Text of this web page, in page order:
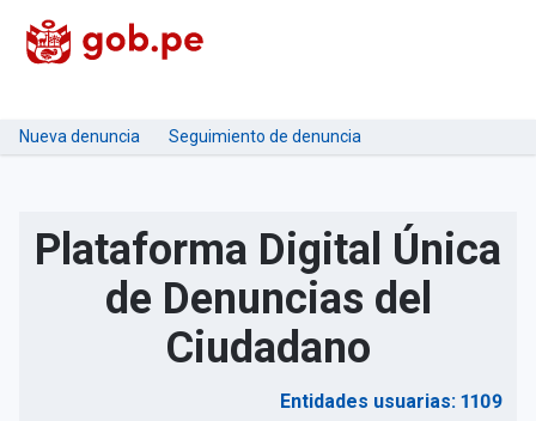
Nueva denuncia Seguimiento de denuncia
Plataforma Digital Única
de Denuncias del
Ciudadano
Entidades usuarias: 1109